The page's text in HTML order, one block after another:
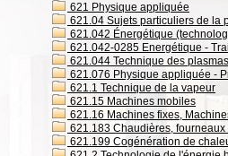
621 Physique appliquée
621.04 Sujets particuliers de la
621.042 Énergétique
621.042-0285 Energétique -
621.044 Technique des plasmas
621.076 Physique appliquée -
621.1 Technique de la vapeur
621.15 Machines mobiles
621.16 Machines fixes,
621.183 Chaudières,
621.199 Cogénération de